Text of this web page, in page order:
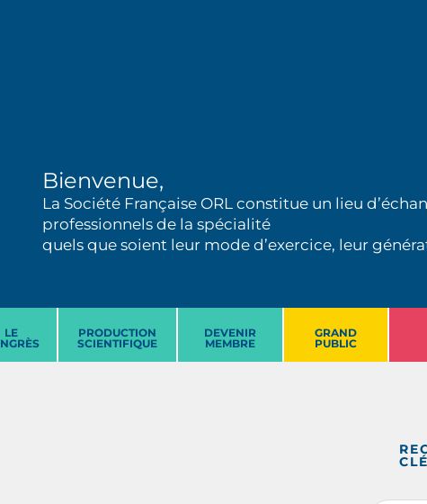
Bienvenue,
La Société Française ORL constitue un lieu
professionnels de la spécialité
quels que soient leur mode d’exercice, leur
LE
PRODUCTION
SCIENTIFIQUE
DEVENIR
MEMBRE
GRAND
PUBLIC
CLÉ